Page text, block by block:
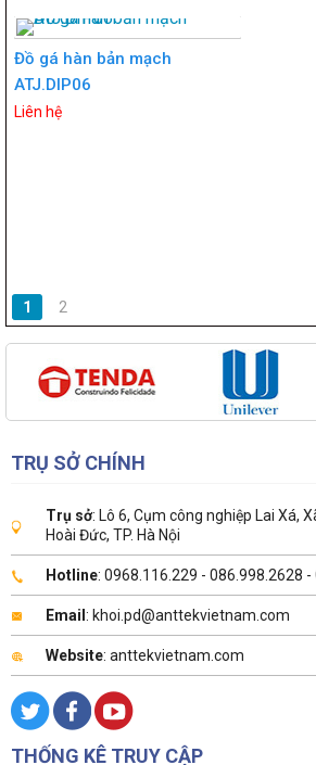
Đồ gá hàn bản mạch
ATJ.DIP06
Liên hệ
1
2
TRỤ SỞ CHÍNH
Trụ sở: Lô 6, Cụm công nghiệp Lai Xá,
Hoài Đức, TP. Hà Nội
Hotline: 0968.116.229 - 086.998.2628
Email : khoi.pd@anttekvietnam.com
Website: anttekvietnam.com
THỐNG KÊ TRUY CẬP